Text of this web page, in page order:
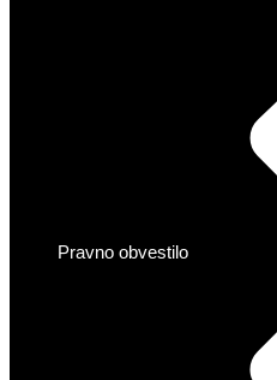
Pravno obvestilo